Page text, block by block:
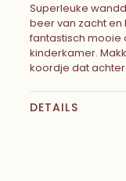
Superleuke
beer van zacht en
fantastisch
kinderkamer.
koordje dat
DETAILS